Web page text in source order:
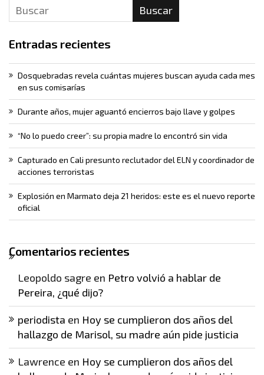
Buscar
Entradas recientes
Dosquebradas revela cuántas mujeres buscan ayuda cada mes
en sus comisarías
Durante años, mujer aguantó encierros bajo llave y golpes
“No lo puedo creer”: su propia madre lo encontró sin vida
Capturado en Cali presunto reclutador del ELN y coordinador de
acciones terroristas
Explosión en Marmato deja 21 heridos: este es el nuevo reporte
oficial
Comentarios recientes
Leopoldo sagre en Petro volvió a hablar de
Pereira, ¿qué dijo?
periodista en Hoy se cumplieron dos años del
hallazgo de Marisol, su madre aún pide justicia
Lawrence en Hoy se cumplieron dos años del